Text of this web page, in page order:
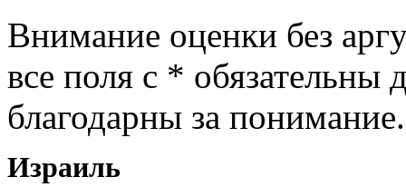
Внимание оценки без
все поля с * обязательны
благодарны за понимание.
Израиль